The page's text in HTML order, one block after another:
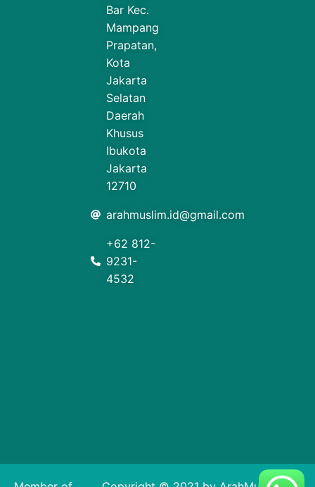
Bar Kec.
Mampang
Prapatan,
Kota
Jakarta
Selatan
Daerah
Khusus
Ibukota
Jakarta
12710
arahmuslim.id@gmail.com
+62 812-
9231-
4532